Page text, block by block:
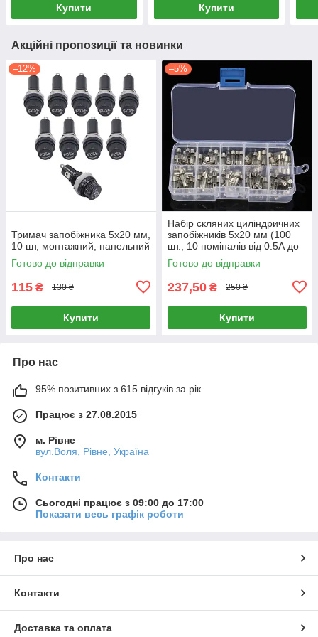
Купити Купити
Акційні пропозиції та новинки
–12%
Тримач запобіжника 5x20 мм,
10 шт, монтажний, панельний
Готово до відправки
115 ₴ 130 ₴
Купити
–5%
Набір скляних циліндричних
запобіжників 5х20 мм (100
шт., 10 номіналів від 0.5А до
30А, в пластиковому кейсі)
Готово до відправки
237,50 ₴ 250 ₴
Купити
Про нас
95% позитивних з 615 відгуків за рік
Працює з 27.08.2015
м. Рівне
вул.Воля, Рівне, Україна
Контакти
Сьогодні працює з 09:00 до 17:00
Показати весь графік роботи
Про нас
Контакти
Доставка та оплата